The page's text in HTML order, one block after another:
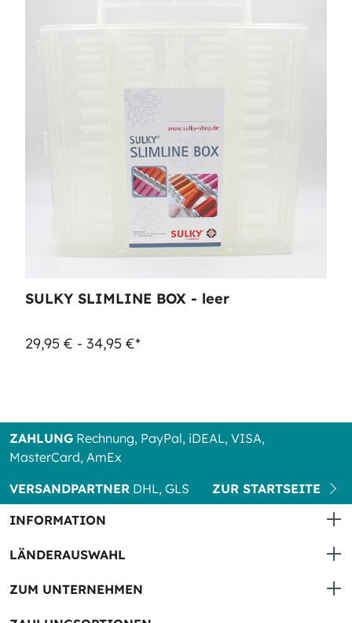
SULKY SLIMLINE BOX - leer
29,95 € - 34,95 €*
ZAHLUNG Rechnung, PayPal, iDEAL, VISA,
MasterCard, AmEx
VERSANDPARTNER DHL, GLS
ZUR STARTSEITE
INFORMATION
LÄNDERAUSWAHL
ZUM UNTERNEHMEN